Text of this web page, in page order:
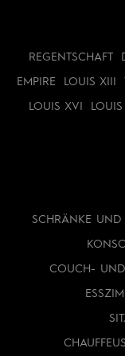
REGENTSCHAFT
EMPIRE LOUIS XIII
LOUIS XVI
SCHRÄNKE UND
COUCH- UND